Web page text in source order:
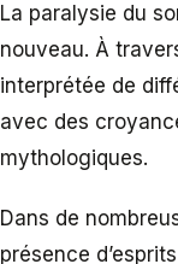
La paralysie du
nouveau. À
interprétée de
avec des
mythologiques.
Dans de
présence